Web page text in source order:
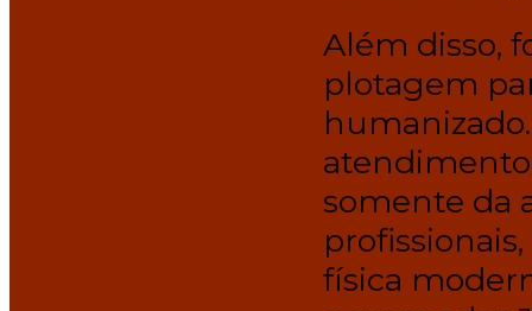
Além disso,
plotagem
somente da
física